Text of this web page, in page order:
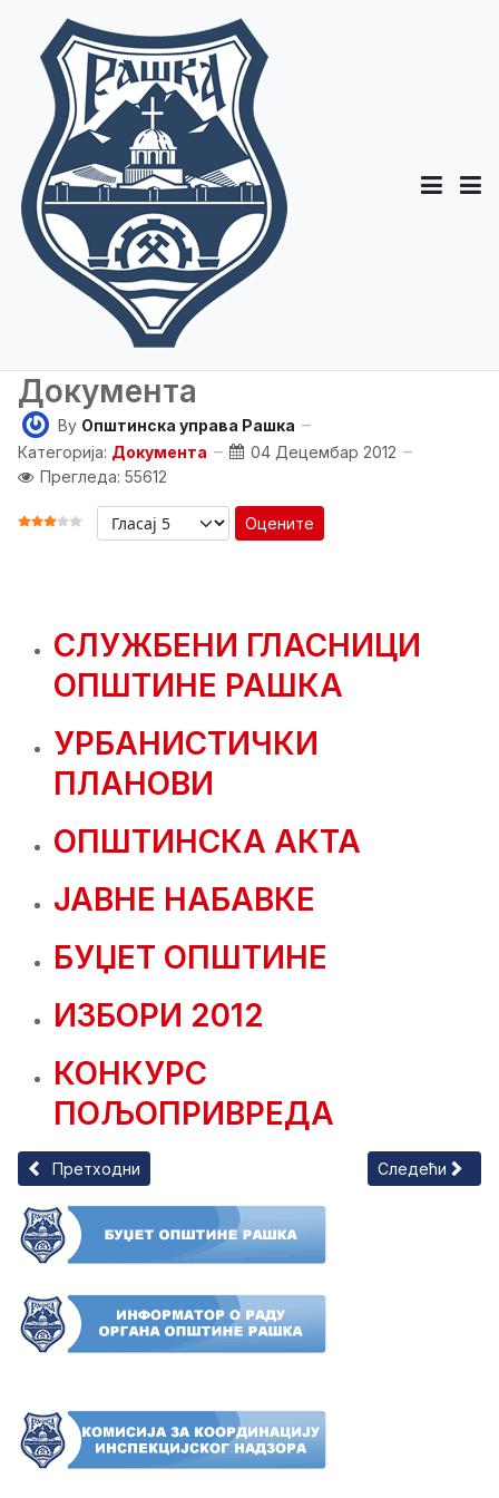
Документа
By Општинска управа Рашка
Категорија: Документа
04 Децембар 2012
Прегледа: 55612
ОЦЕНА КОРИСНИКА: 3
Оцените
СЛУЖБЕНИ ГЛАСНИЦИ
ОПШТИНЕ РАШКА
УРБАНИСТИЧКИ
ПЛАНОВИ
ОПШТИНСКА АКТА
ЈАВНЕ НАБАВКЕ
БУЏЕТ ОПШТИНЕ
ИЗБОРИ 2012
КОНКУРС
ПОЉОПРИВРЕДА
Претходни чланак: Обједињена процедура
Претходни Следећи
Следећи